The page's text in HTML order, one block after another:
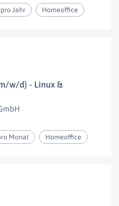
Jahr Homeoffice
w/d) - Linux &
Monat Homeoffice